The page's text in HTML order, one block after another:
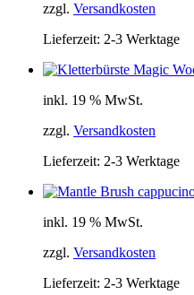
zzgl. Versandkosten
Lieferzeit: 2-3 Werktage
inkl. 19 % MwSt.
zzgl. Versandkosten
Lieferzeit: 2-3 Werktage
inkl. 19 % MwSt.
zzgl. Versandkosten
Lieferzeit: 2-3 Werktage